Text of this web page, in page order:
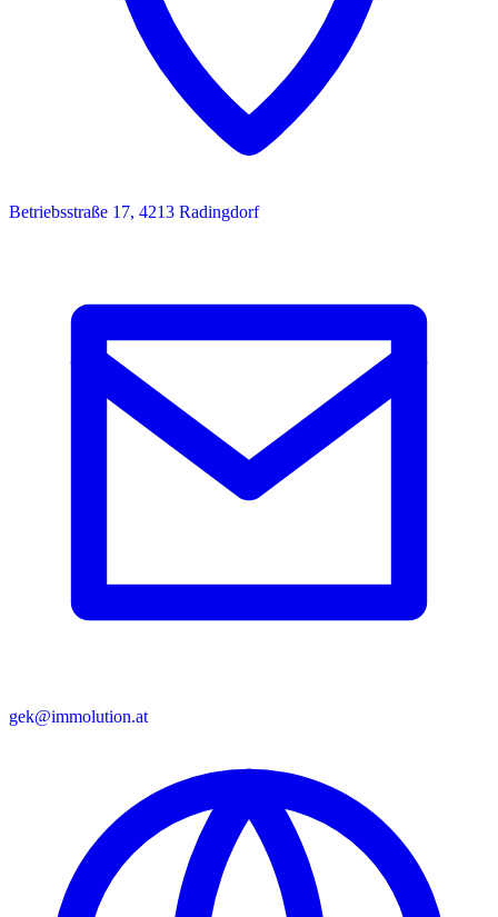
Betriebsstraße 17, 4213 Radingdorf
gek@immolution.at